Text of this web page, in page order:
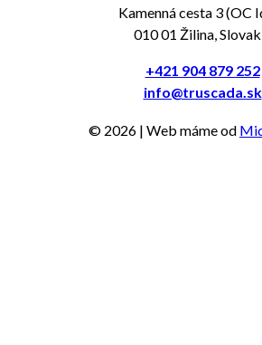
Kamenná cesta 3 (OC
010 01 Žilina,
+421 904 879 252
info@truscada.sk
© 2026 | Web máme od